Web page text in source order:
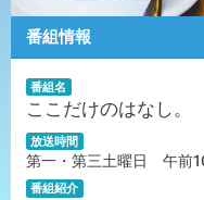
番組情報
番組名
ここだけのはなし。
放送時間
第一・第三土曜日 午前
番組紹介